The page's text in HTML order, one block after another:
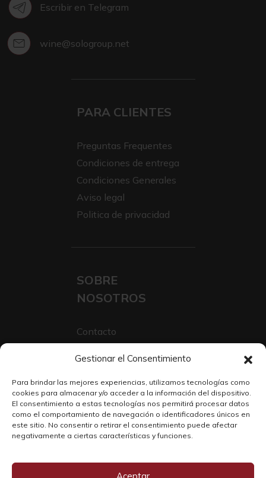
Gestionar el Consentimiento
Para brindar las mejores experiencias, utilizamos tecnologías como
cookies para almacenar y/o acceder a la información del dispositivo.
El consentimiento a estas tecnologías nos permitirá procesar datos
como el comportamiento de navegación o identificadores únicos en
este sitio. No consentir o retirar el consentimiento puede afectar
negativamente a ciertas características y funciones.
Aceptar
Escribir en Telegram
wine@sologroup.net
PARA CLIENTES
Preguntas Frequentes
Condiciones de entrega
Condiciones Generales
Aviso legal
Politica de privacidad
SOBRE
NOSOTROS
Contacto